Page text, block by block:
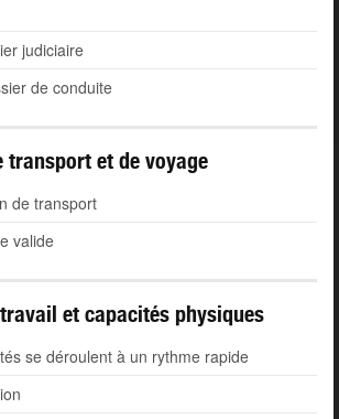
judiciaire
de conduite
transport et de voyage
de transport
valide
et capacités physiques
se déroulent à un rythme rapide